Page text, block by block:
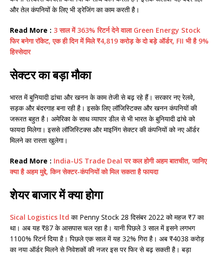
और तेल कंपनियों के लिए भी ड्रेजिंग का काम करती है।
Read More : 3 साल में 363% रिटर्न देने वाला Green Energy Stock
फिर बनेगा रॉकेट, एक ही दिन में मिले ₹4,819 करोड़ के दो बड़े ऑर्डर, FII भी है 9%
हिस्सेदार
सेक्टर का बड़ा मौका
भारत में बुनियादी ढांचा और खनन के काम तेजी से बढ़ रहे हैं। सरकार नए रेलवे,
सड़क और बंदरगाह बना रही है। इसके लिए लॉजिस्टिक्स और खनन कंपनियों की
जरूरत बहुत है। अमेरिका के साथ व्यापार डील से भी भारत के बुनियादी ढांचे को
फायदा मिलेगा। इससे लॉजिस्टिक्स और माइनिंग सेक्टर की कंपनियों को नए ऑर्डर
मिलने का रास्ता खुलेगा।
Read More : India-US Trade Deal पर कल होगी अहम बातचीत, जानिए
क्या है अहम मुद्दे, किन सेक्टर-कंपनियों को मिल सकता है फायदा
शेयर बाजार में क्या होगा
Sical Logistics ltd का Penny Stock 28 दिसंबर 2022 को महज ₹7 का
था। अब यह ₹87 के आसपास चल रहा है। यानी पिछले 3 साल में इसने लगभग
1100% रिटर्न दिया है। पिछले एक साल में यह 32% गिरा है। अब ₹4038 करोड़
का नया ऑर्डर मिलने से निवेशकों की नजर इस पर फिर से बढ़ सकती है। बड़ा